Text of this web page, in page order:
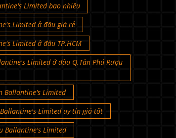
Limited bao nhiêu
Limited ở đâu giá rẻ
Limited ở đâu TP.HCM
Limited ở đâu Q.Tân Phú Rượu
Ballantine's Limited
Limited uy tín giá tốt
Ballantine's Limited